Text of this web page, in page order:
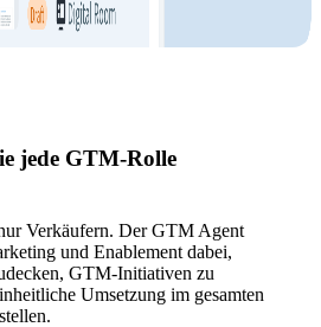
jede GTM-Rolle
Verkäufern. Der GTM Agent
und Enablement dabei,
GTM-Initiativen zu
Umsetzung im gesamten